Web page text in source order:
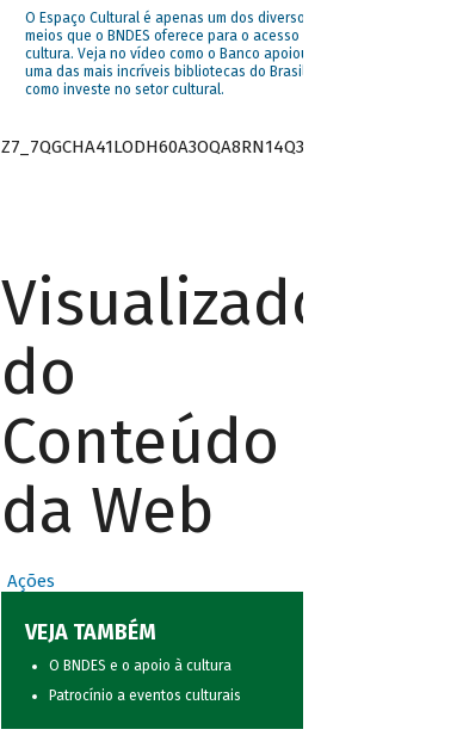
O Espaço Cultural é apenas um dos diversos
meios que o BNDES oferece para o acesso à
cultura. Veja no vídeo como o Banco apoiou
uma das mais incríveis bibliotecas do Brasil e
como investe no setor cultural.
Z7_7QGCHA41LODH60A3OQA8RN14Q3
Visualizador
do
Conteúdo
da Web
Ações
VEJA TAMBÉM
O BNDES e o apoio à cultura
Patrocínio a eventos culturais